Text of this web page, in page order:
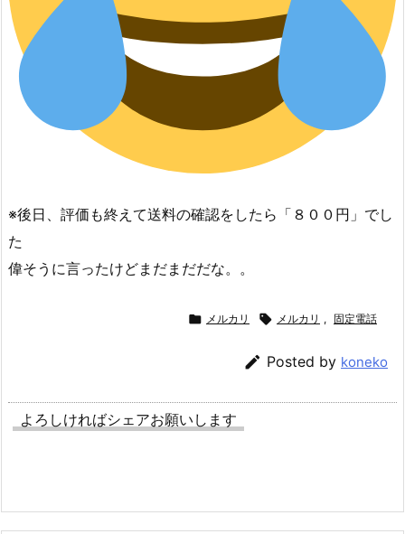
※後日、評価も終えて送料の確認をしたら「８００円」でし
た
偉そうに言ったけどまだまだだな。。
 メルカリ  メルカリ , 固定電話
 Posted by koneko
よろしければシェアお願いします